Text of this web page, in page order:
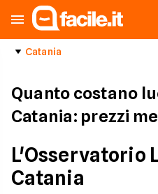
Catania
Quanto costano
Catania: prezzi
L'Osservatorio
Catania